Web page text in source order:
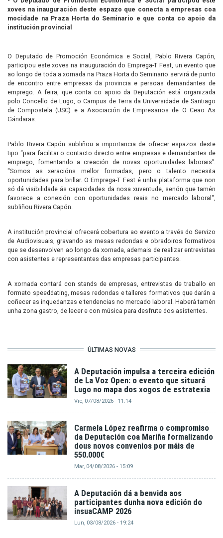
xoves na inauguración deste espazo que conecta a empresas coa
mocidade na Praza Horta do Seminario e que conta co apoio da
institución provincial
O Deputado de Promoción Económica e Social, Pablo Rivera Capón,
participou este xoves na inauguración do Emprega-T Fest, un evento que
ao longo de toda a xornada na Praza Horta do Seminario servirá de punto
de encontro entre empresas da provincia e persoas demandantes de
emprego. A feira, que conta co apoio da Deputación está organizada
polo Concello de Lugo, o Campus de Terra da Universidade de Santiago
de Compostela (USC) e a Asociación de Empresarios de O Ceao As
Gándaras.
Pablo Rivera Capón subliñou a importancia de ofrecer espazos deste
tipo “para facilitar o contacto directo entre empresas e demandantes de
emprego, fomentando a creación de novas oportunidades laborais”.
"Somos as xeracións mellor formadas, pero o talento necesita
oportunidades para brillar. O Emprega-T Fest é unha plataforma que non
só dá visibilidade ás capacidades da nosa xuventude, senón que tamén
favorece a conexión con oportunidades reais no mercado laboral",
subliñou Rivera Capón.
A institución provincial ofrecerá cobertura ao evento a través do Servizo
de Audiovisuais, gravando as mesas redondas e obradoiros formativos
que se desenvolven ao longo da xornada, ademais de realizar entrevistas
con asistentes e representantes das empresas participantes.
A xornada contará con stands de empresas, entrevistas de traballo en
formato speeddating, mesas redondas e talleres formativos que darán a
coñecer as inquedanzas e tendencias no mercado laboral. Haberá tamén
unha zona gastro, de lecer e con música para desfrute dos asistentes.
ÚLTIMAS NOVAS
A Deputación impulsa a terceira edición
de La Voz Open: o evento que situará
Lugo no mapa dos xogos de estratexia
Vie, 07/08/2026 - 11:14
Carmela López reafirma o compromiso
da Deputación coa Mariña formalizando
dous novos convenios por máis de
550.000€
Mar, 04/08/2026 - 15:09
A Deputación dá a benvida aos
participantes dunha nova edición do
insuaCAMP 2026
Lun, 03/08/2026 - 19:24